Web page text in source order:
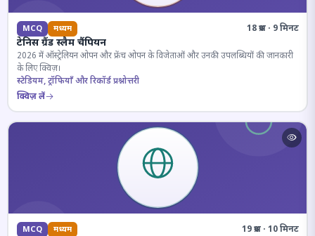
MCQ मध्यम 18 प्रश्न · 9 मिनट
टेनिस ग्रैंड स्लैम चैंपियन
2026 में ऑस्ट्रेलियन ओपन और फ्रेंच ओपन के विजेताओं और उनकी उपलब्धियों की जानकारी
के लिए क्विज़।
स्टेडियम, ट्रॉफियाँ और रिकॉर्ड प्रश्नोत्तरी
क्विज़ लें
MCQ मध्यम 19 प्रश्न · 10 मिनट